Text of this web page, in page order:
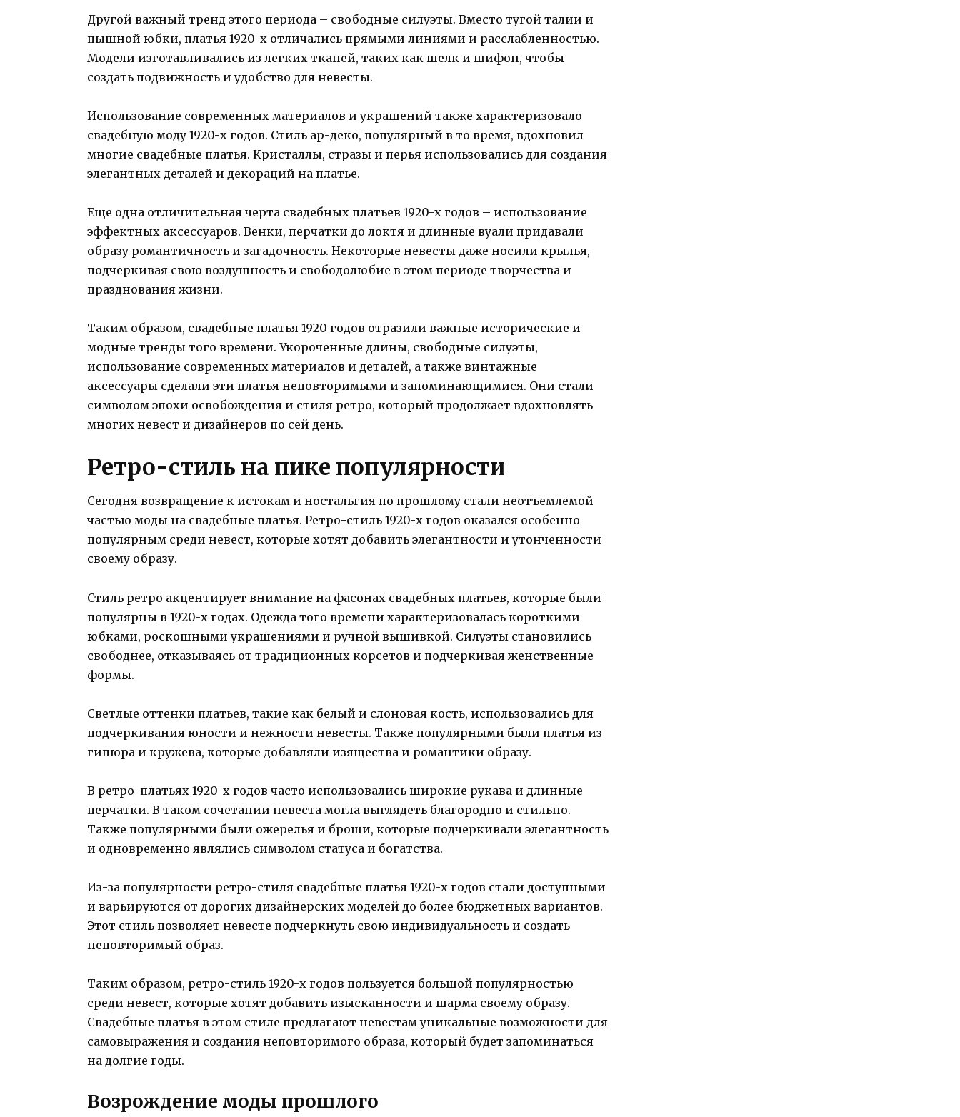
Другой важный тренд этого периода – свободные силуэты. Вместо тугой талии и
пышной юбки, платья 1920-х отличались прямыми линиями и расслабленностью.
Модели изготавливались из легких тканей, таких как шелк и шифон, чтобы
создать подвижность и удобство для невесты.
Использование современных материалов и украшений также характеризовало
свадебную моду 1920-х годов. Стиль ар-деко, популярный в то время, вдохновил
многие свадебные платья. Кристаллы, стразы и перья использовались для создания
элегантных деталей и декораций на платье.
Еще одна отличительная черта свадебных платьев 1920-х годов – использование
эффектных аксессуаров. Венки, перчатки до локтя и длинные вуали придавали
образу романтичность и загадочность. Некоторые невесты даже носили крылья,
подчеркивая свою воздушность и свободолюбие в этом периоде творчества и
празднования жизни.
Таким образом, свадебные платья 1920 годов отразили важные исторические и
модные тренды того времени. Укороченные длины, свободные силуэты,
использование современных материалов и деталей, а также винтажные
аксессуары сделали эти платья неповторимыми и запоминающимися. Они стали
символом эпохи освобождения и стиля ретро, который продолжает вдохновлять
многих невест и дизайнеров по сей день.
Ретро-стиль на пике популярности
Сегодня возвращение к истокам и ностальгия по прошлому стали неотъемлемой
частью моды на свадебные платья. Ретро-стиль 1920-х годов оказался особенно
популярным среди невест, которые хотят добавить элегантности и утонченности
своему образу.
Стиль ретро акцентирует внимание на фасонах свадебных платьев, которые были
популярны в 1920-х годах. Одежда того времени характеризовалась короткими
юбками, роскошными украшениями и ручной вышивкой. Силуэты становились
свободнее, отказываясь от традиционных корсетов и подчеркивая женственные
формы.
Светлые оттенки платьев, такие как белый и слоновая кость, использовались для
подчеркивания юности и нежности невесты. Также популярными были платья из
гипюра и кружева, которые добавляли изящества и романтики образу.
В ретро-платьях 1920-х годов часто использовались широкие рукава и длинные
перчатки. В таком сочетании невеста могла выглядеть благородно и стильно.
Также популярными были ожерелья и броши, которые подчеркивали элегантность
и одновременно являлись символом статуса и богатства.
Из-за популярности ретро-стиля свадебные платья 1920-х годов стали доступными
и варьируются от дорогих дизайнерских моделей до более бюджетных вариантов.
Этот стиль позволяет невесте подчеркнуть свою индивидуальность и создать
неповторимый образ.
Таким образом, ретро-стиль 1920-х годов пользуется большой популярностью
среди невест, которые хотят добавить изысканности и шарма своему образу.
Свадебные платья в этом стиле предлагают невестам уникальные возможности для
самовыражения и создания неповторимого образа, который будет запоминаться
на долгие годы.
Возрождение моды прошлого